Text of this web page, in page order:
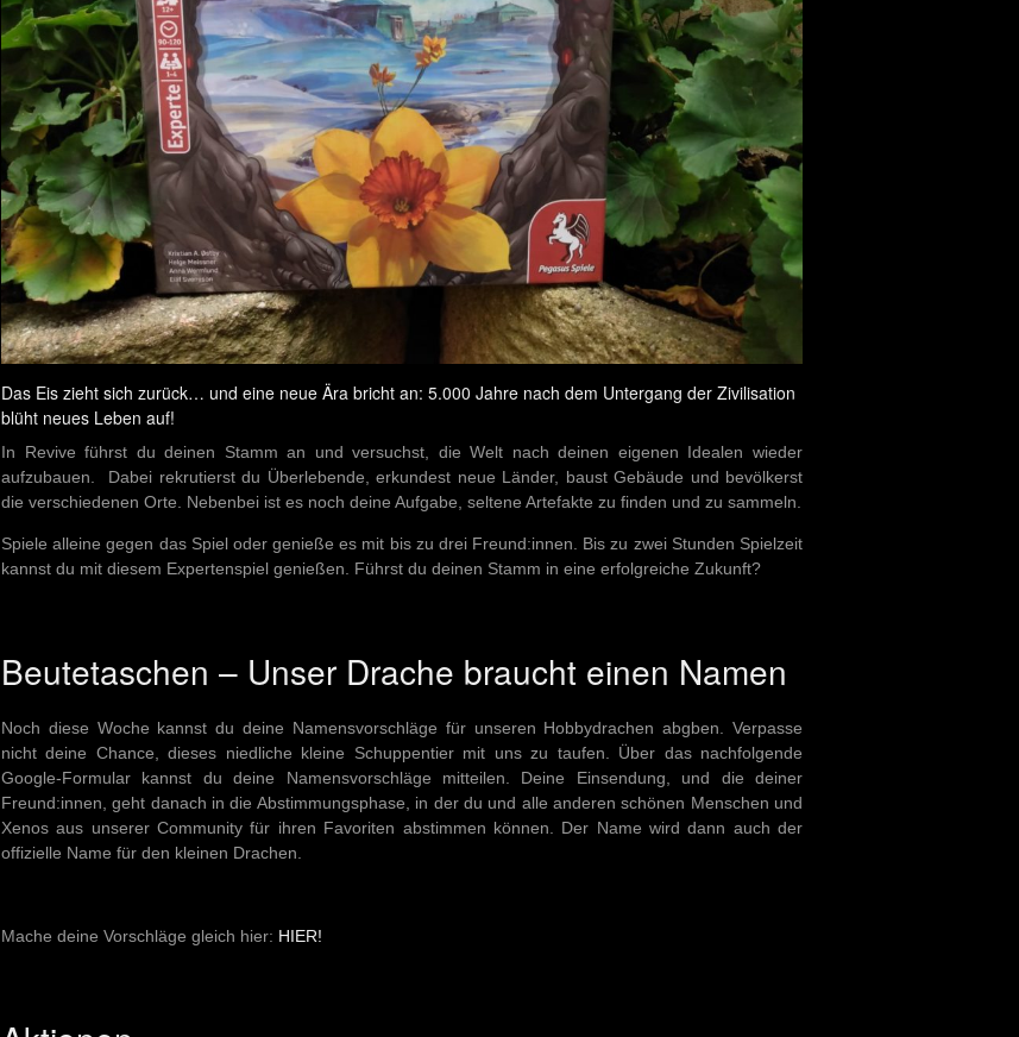
Das Eis zieht sich zurück… und eine neue Ära bricht an: 5.000 Jahre nach dem Untergang der Zivilisation
blüht neues Leben auf!
In Revive führst du deinen Stamm an und versuchst, die Welt nach deinen eigenen Idealen wieder
aufzubauen. Dabei rekrutierst du Überlebende, erkundest neue Länder, baust Gebäude und bevölkerst
die verschiedenen Orte. Nebenbei ist es noch deine Aufgabe, seltene Artefakte zu finden und zu sammeln.
Spiele alleine gegen das Spiel oder genieße es mit bis zu drei Freund:innen. Bis zu zwei Stunden Spielzeit
kannst du mit diesem Expertenspiel genießen. Führst du deinen Stamm in eine erfolgreiche Zukunft?
Beutetaschen – Unser Drache braucht einen Namen
Noch diese Woche kannst du deine Namensvorschläge für unseren Hobbydrachen abgben. Verpasse
nicht deine Chance, dieses niedliche kleine Schuppentier mit uns zu taufen. Über das nachfolgende
Google-Formular kannst du deine Namensvorschläge mitteilen. Deine Einsendung, und die deiner
Freund:innen, geht danach in die Abstimmungsphase, in der du und alle anderen schönen Menschen und
Xenos aus unserer Community für ihren Favoriten abstimmen können. Der Name wird dann auch der
offizielle Name für den kleinen Drachen.
Mache deine Vorschläge gleich hier: HIER!